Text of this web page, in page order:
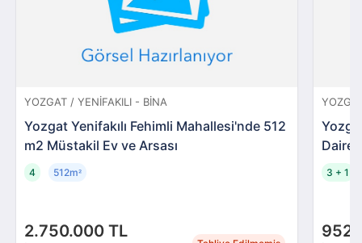
YOZGAT / YENIFAKILI - BINA
Yozgat Yenifakılı Fehimli Mahallesi'nde 512
m2 Müstakil Ev ve Arsası
2.750.000 TL
4 512m²
Daire
3 + 1